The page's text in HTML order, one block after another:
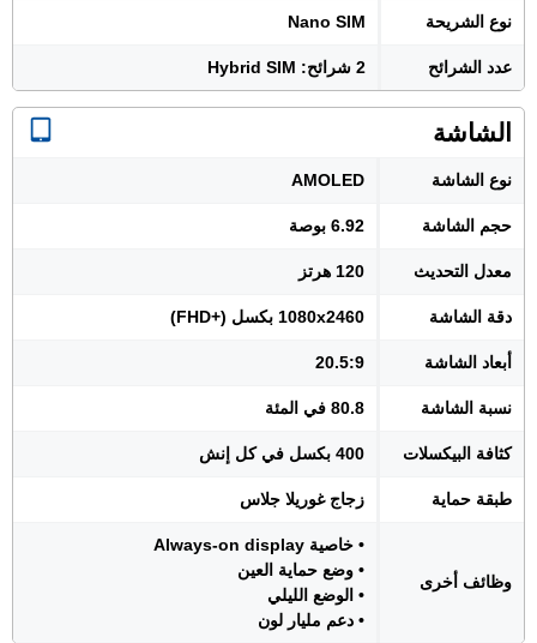
نوع الشريحة Nano SIM
عدد الشرائح 2 شرائح: Hybrid SIM
الشاشة
نوع الشاشة AMOLED
حجم الشاشة 6.92 بوصة
معدل التحديث 120 هرتز
دقة الشاشة 1080x2460 بكسل (+FHD)
أبعاد الشاشة 20.5:9
نسبة الشاشة 80.8 في المئة
كثافة البيكسلات 400 بكسل في كل إنش
طبقة حماية زجاج غوريلا جلاس
وظائف أخرى
• خاصية Always-on display
• وضع حماية العين
• الوضع الليلي
• دعم مليار لون